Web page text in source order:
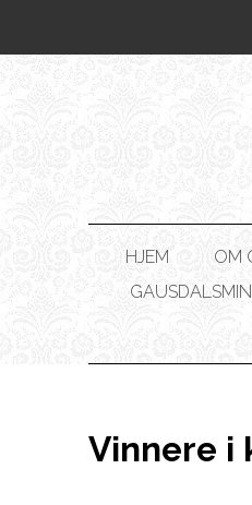
HJEM OM
Vinnere i